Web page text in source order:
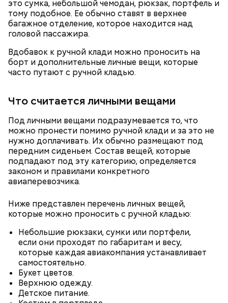
это сумка, небольшой чемодан, рюкзак, портфель и
тому подобное. Ее обычно ставят в верхнее
багажное отделение, которое находится над
головой пассажира.
Вдобавок к ручной клади можно проносить на
борт и дополнительные личные вещи, которые
часто путают с ручной кладью.
Что считается личными вещами
Под личными вещами подразумевается то, что
можно пронести помимо ручной клади и за это не
нужно доплачивать. Их обычно размещают под
передним сиденьем. Состав вещей, которые
подпадают под эту категорию, определяется
законом и правилами конкретного
авиаперевозчика.
Ниже представлен перечень личных вещей,
которые можно проносить с ручной кладью:
Небольшие рюкзаки, сумки или портфели,
если они проходят по габаритам и весу,
которые каждая авиакомпания устанавливает
самостоятельно.
Букет цветов.
Верхнюю одежду.
Детское питание.
Все в противне заливается сливками. По вкусу
можно добавить соль и перец. Сверху блюдо
присыпают свежим базиликом и отправляют в
духовку на 15 минут.
— Есть опасность, что гнилостные процессы
распространились по всему плоду. Ей можно
отравиться.
Еще важно знать, откуда дыню привезли к нам,
подчеркнула диетолог. Самолетом их не
доставляют, поэтому пока она приедет, как и
витамины.